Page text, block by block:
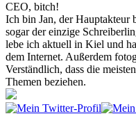
CEO, bitch!
Ich bin Jan, der Hauptakteur
sogar der einzige
lebe ich aktuell in Kiel und
dem Internet. Außerdem
Verständlich, dass die
Themen beziehen.